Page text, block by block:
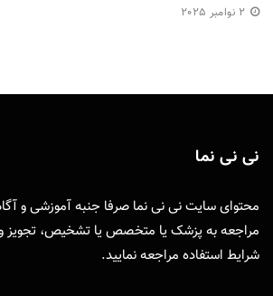
2 نوامبر 2025
نی نی نما
محتوای سایت نی نی نما صرفا جنبه آموزشی و
مراجعه به پزشک یا متخصص یا تشخیص، تجویز
شرایط استفاده مراجعه نمایید.